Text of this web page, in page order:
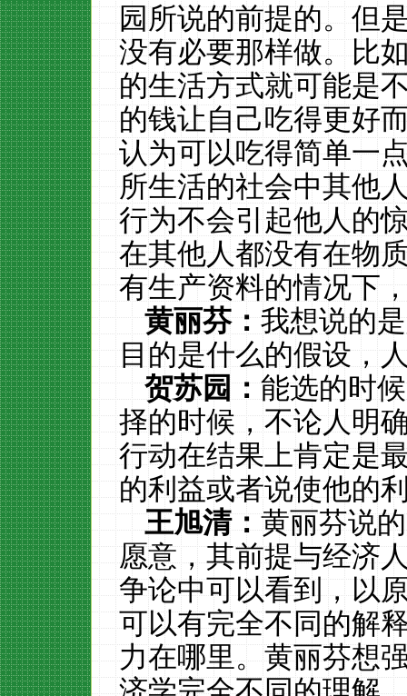
园所说的前提的。但
没有必要那样做。比
的生活方式就可能是
的钱让自己吃得更好
认为可以吃得简单一
所生活的社会中其他
行为不会引起他人的
在其他人都没有在物
有生产资料的情况下
黄丽芬：我想说的
目的是什么的假设，
贺苏园：能选的时
择的时候，不论人明
行动在结果上肯定是
的利益或者说使他的
王旭清：黄丽芬说
愿意，其前提与经济
争论中可以看到，以
可以有完全不同的解
力在哪里。黄丽芬想